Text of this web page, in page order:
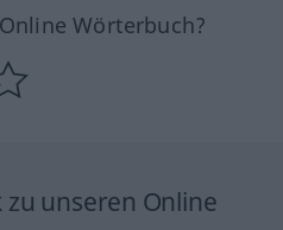
Wörterbuch?
zu unseren Online